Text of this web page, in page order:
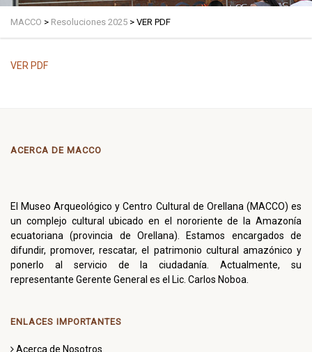
MACCO > Resoluciones 2025 > VER PDF
VER PDF
ACERCA DE MACCO
El Museo Arqueológico y Centro Cultural de Orellana (MACCO) es
un complejo cultural ubicado en el nororiente de la Amazonía
ecuatoriana (provincia de Orellana). Estamos encargados de
difundir, promover, rescatar, el patrimonio cultural amazónico y
ponerlo al servicio de la ciudadanía. Actualmente, su
representante Gerente General es el Lic. Carlos Noboa.
ENLACES IMPORTANTES
Acerca de Nosotros